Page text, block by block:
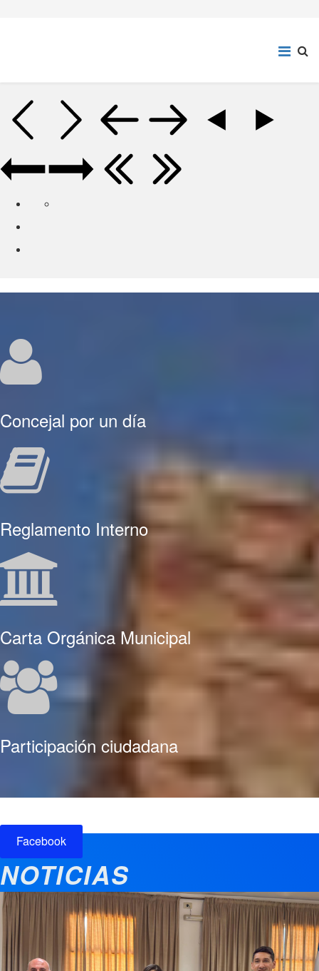
Concejal por un día
Reglamento Interno
Carta Orgánica Municipal
Participación ciudadana
Facebook
NOTICIAS